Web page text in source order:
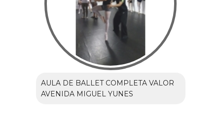
AULA DE BALLET COMPLETA VALOR
AVENIDA MIGUEL YUNES